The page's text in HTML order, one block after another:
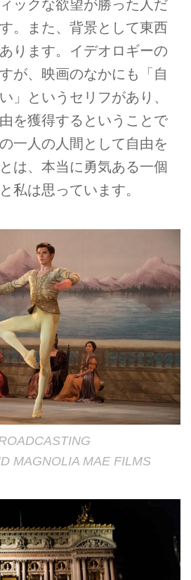
ックな欲望が勝った人だ
。また、背景として東西
ります。イデオロギーの
が、映画のなかにも「自
」というセリフがあり、
を獲得するということで
一人の人間として自由を
は、本当に勇気ある一個
私は思っています。
MAGNOLIA MAE FILMS